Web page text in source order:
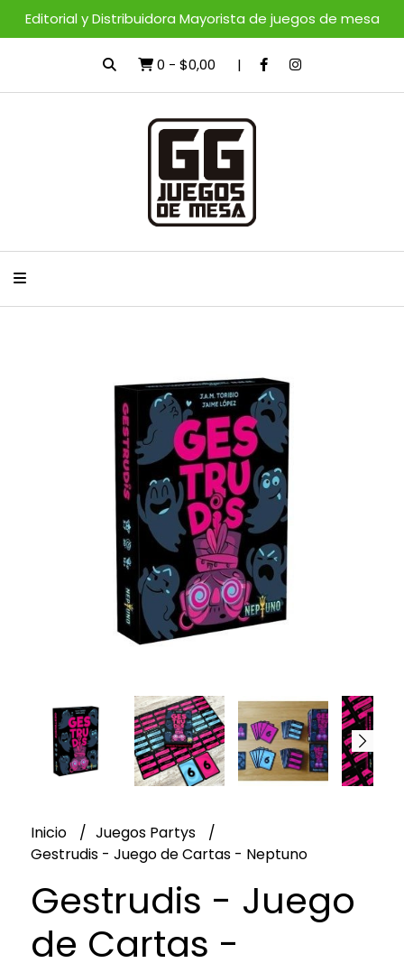
Editorial y Distribuidora Mayorista de juegos de mesa
0 - $0,00
Inicio
Juegos Partys
Gestrudis - Juego de Cartas - Neptuno
Gestrudis - Juego
de Cartas -